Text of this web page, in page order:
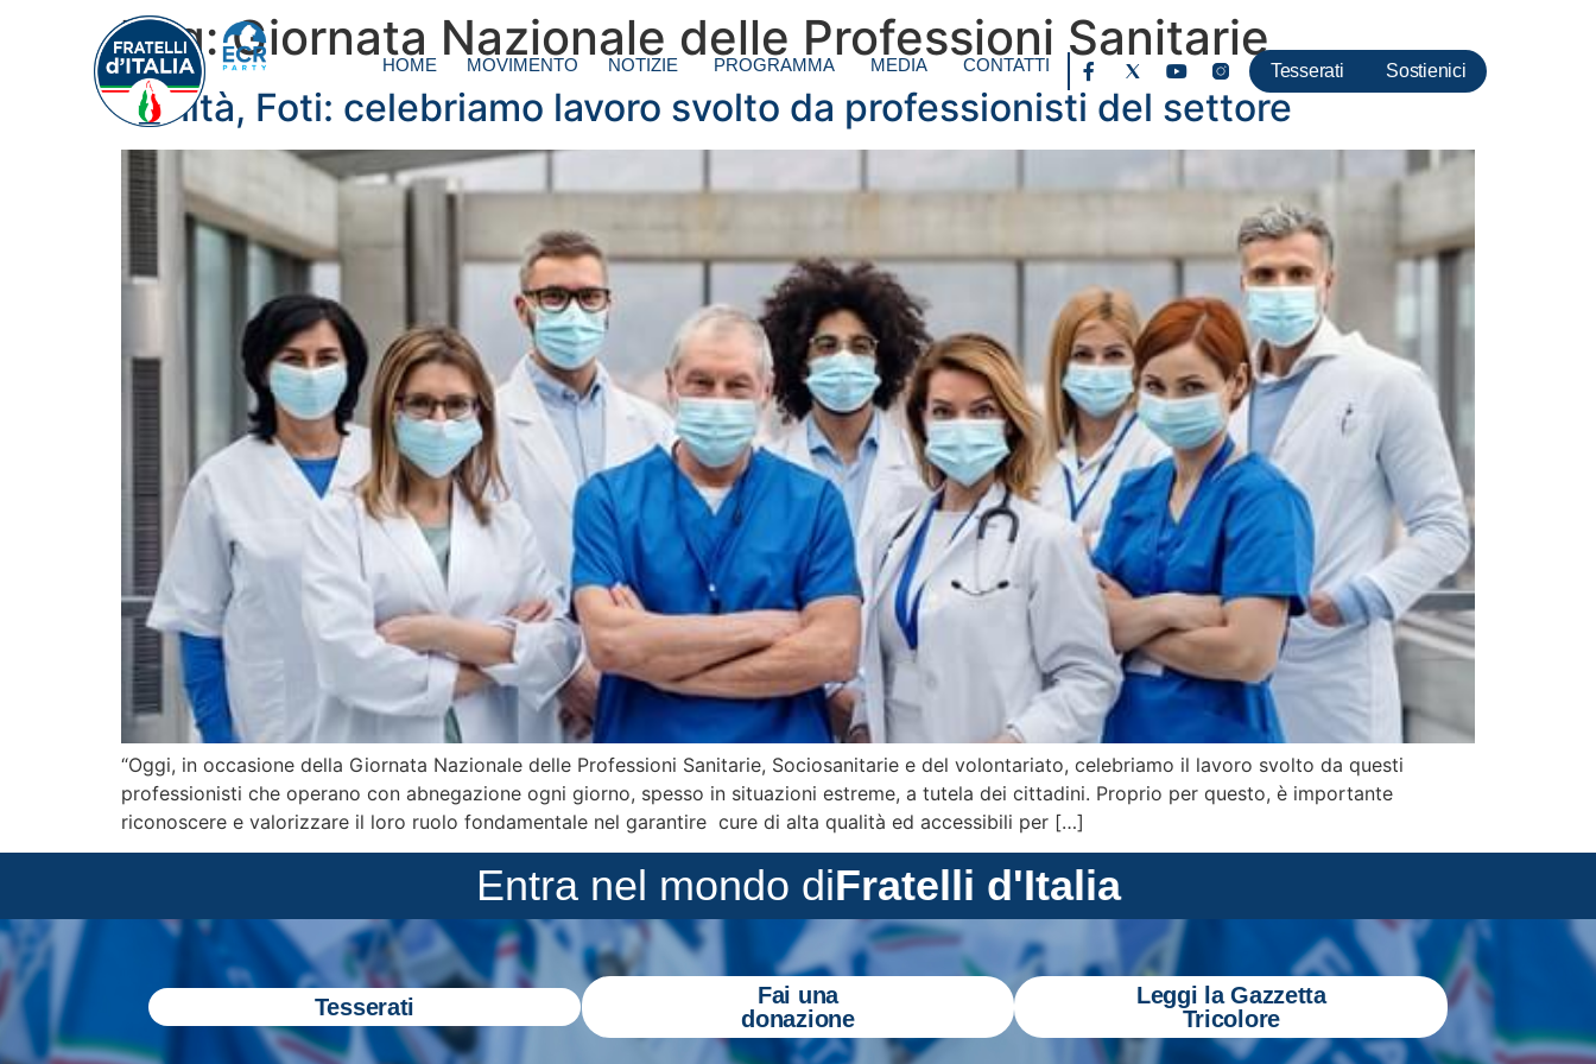
HOME MOVIMENTO NOTIZIE PROGRAMMA MEDIA CONTATTI Tesserati Sostienici
Tag:Giornata Nazionale delle Professioni Sanitarie
Sanità, Foti: celebriamo lavoro svolto da professionisti del settore
“Oggi, in occasione della Giornata Nazionale delle Professioni Sanitarie, Sociosanitarie e del volontariato, celebriamo il lavoro svolto da questi
professionisti che operano con abnegazione ogni giorno, spesso in situazioni estreme, a tutela dei cittadini. Proprio per questo, è importante
riconoscere e valorizzare il loro ruolo fondamentale nel garantire cure di alta qualità ed accessibili per […]
Entra nel mondo diFratelli d'Italia
Tesserati
Fai una
donazione
Leggi la Gazzetta
Tricolore